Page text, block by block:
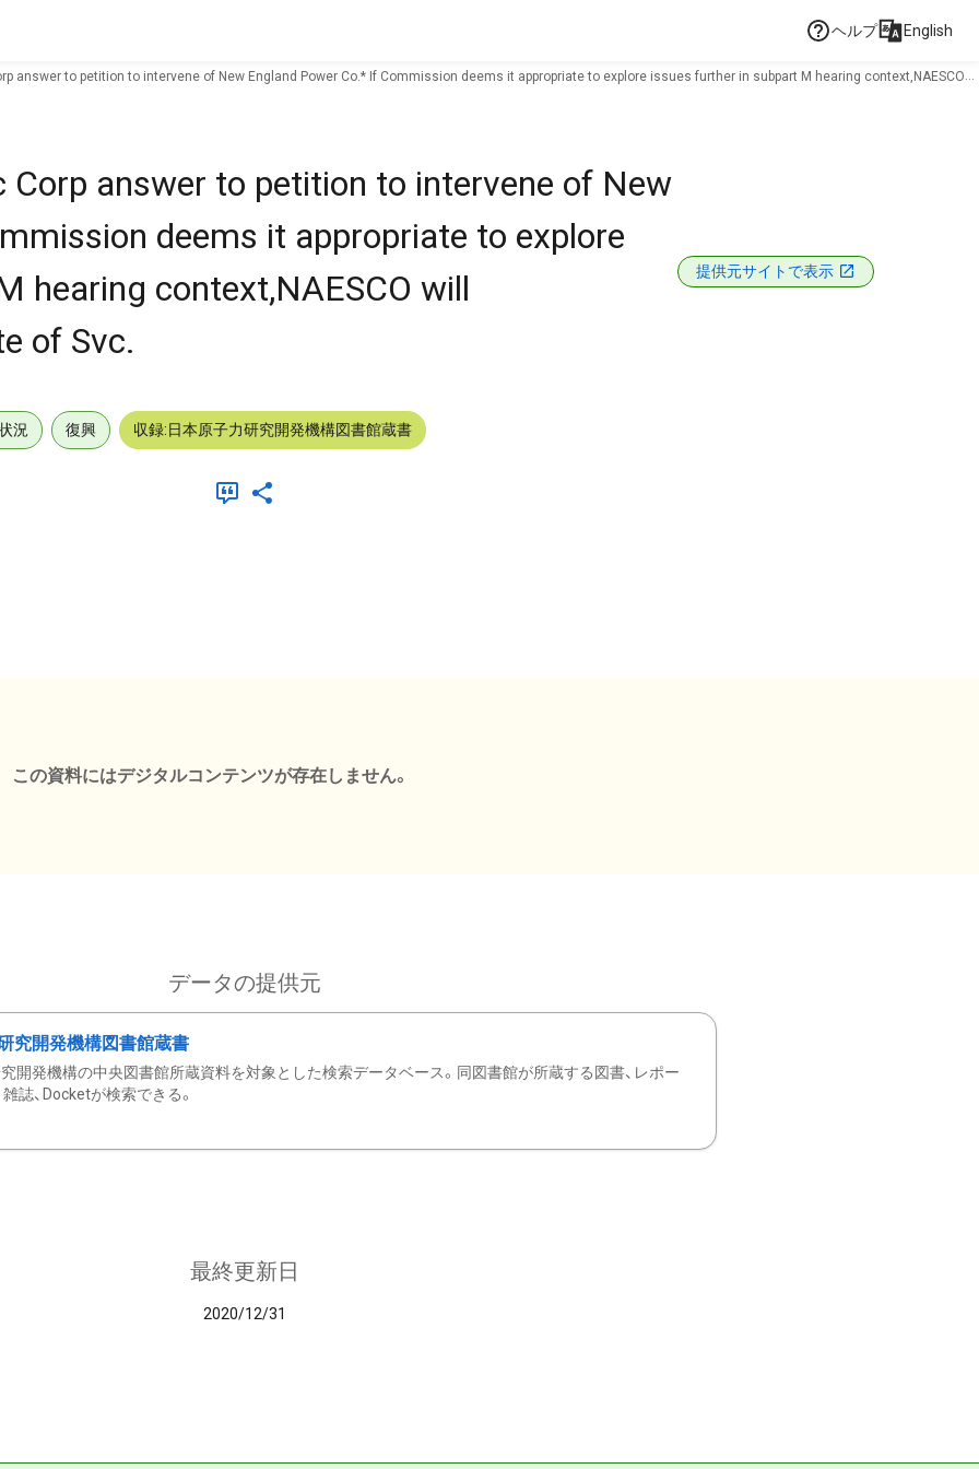
ヘルプ English
answer to petition to intervene of New England Power Co.* If Commission deems it appropriate to explore issues further in subpart M hearing context,NAESCO
Corp answer to petition to intervene of New
deems it appropriate to explore
hearing context,NAESCO will
of Svc.
提供元サイトで表示
況 復興 収録:日本原子力研究開発機構図書館蔵書
この資料にはデジタルコンテンツが存在しません。
データの提供元
究開発機構図書館蔵書
開発機構の中央図書館所蔵資料を対象とした検索データベース。同図書館が所蔵する図書、レポー
雑誌、Docketが検索できる。
最終更新日
2020/12/31